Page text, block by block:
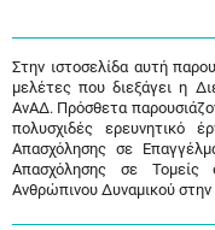
Στην ιστοσελίδα αυτή
μελέτες που διεξάγει η
ΑνΑΔ. Πρόσθετα
πολυσχιδές ερευνητικό
Απασχόλησης σε
Απασχόλησης σε Τομείς
Ανθρώπινου Δυναμικού